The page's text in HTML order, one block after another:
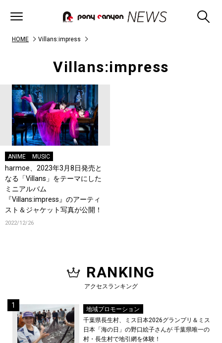
HOME Villans:impress
Villans:impress
ANIME MUSIC
harmoe、2023年3月8日発売と
なる「Villans」をテーマにした
ミニアルバム
『Villans:impress』のアーティ
スト＆ジャケット写真が公開！
2022/12/26
RANKING
アクセスランキング
地域プロモーション
千葉県長生村、ミス日本2026グランプリ＆ミス
日本「海の日」の野口絵子さんが 千葉県唯一の
村・長生村で地引網を体験！